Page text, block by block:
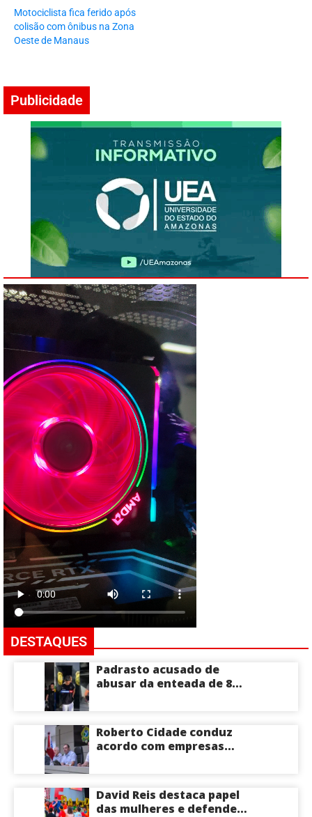
Motociclista fica ferido após
colisão com ônibus na Zona
Oeste de Manaus
Publicidade
DESTAQUES
Padrasto acusado de
abusar da enteada de 8
menina pode perder o útero
Roberto Cidade conduz
acordo com empresas
David Reis destaca papel
das mulheres e defende